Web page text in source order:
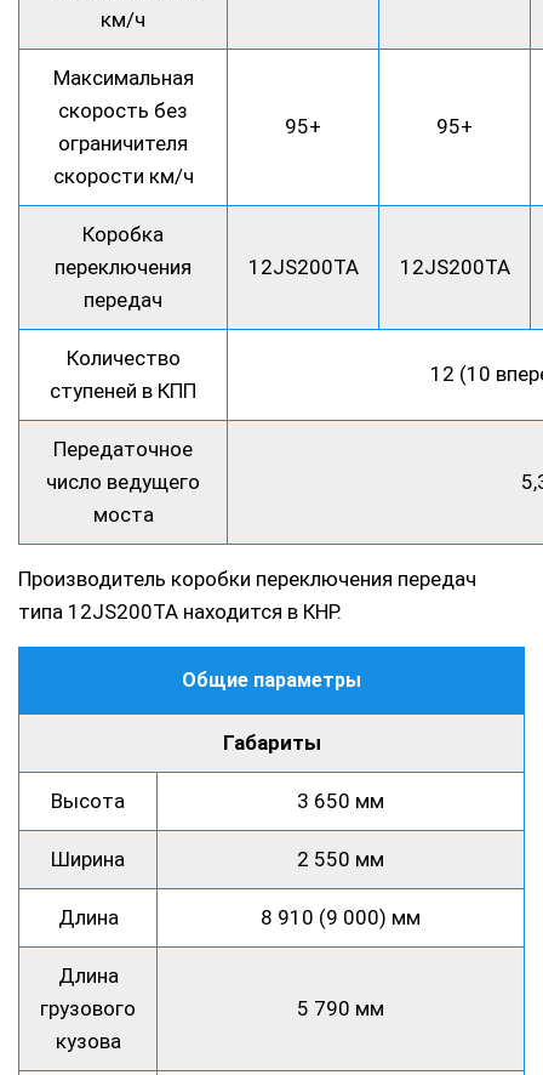
км/ч
Максимальная
скорость без
ограничителя
скорости км/ч
95+ 95+
Коробка
переключения
передач
12JS200TA 12JS200TA
Количество
ступеней в КПП
12 (10
Передаточное
число ведущего
моста
Производитель коробки переключения передач
типа 12JS200TA находится в КНР.
Общие параметры
Габариты
Высота 3 650 мм
Ширина 2 550 мм
Длина 8 910 (9 000) мм
Длина
грузового
кузова
5 790 мм